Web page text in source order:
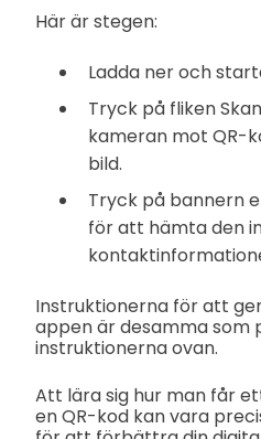
Här är stegen:
Ladda ner och
Tryck på fliken
kameran mot QR-
bild.
Tryck på bannern
för att hämta den
Instruktionerna för att
appen är desamma som
instruktionerna ovan.
Att lära sig hur man får
en QR-kod kan vara